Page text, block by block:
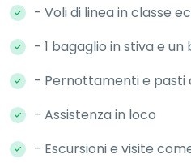
- Voli di linea in classe
- 1 bagaglio in stiva e
- Pernottamenti e
- Assistenza in loco
- Escursioni e visite